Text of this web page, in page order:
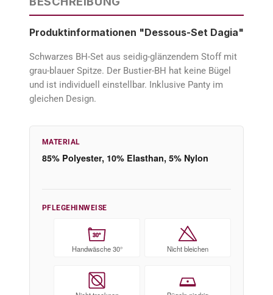
Produktinformationen "Dessous-Set Dagia"
Schwarzes BH-Set aus seidig-glänzendem Stoff mit
grau-blauer Spitze. Der Bustier-BH hat keine Bügel
und ist individuell einstellbar. Inklusive Panty im
gleichen Design.
MATERIAL
85% Polyester, 10% Elasthan, 5% Nylon
PFLEGEHINWEISE
30°
Handwäsche 30° Nicht bleichen